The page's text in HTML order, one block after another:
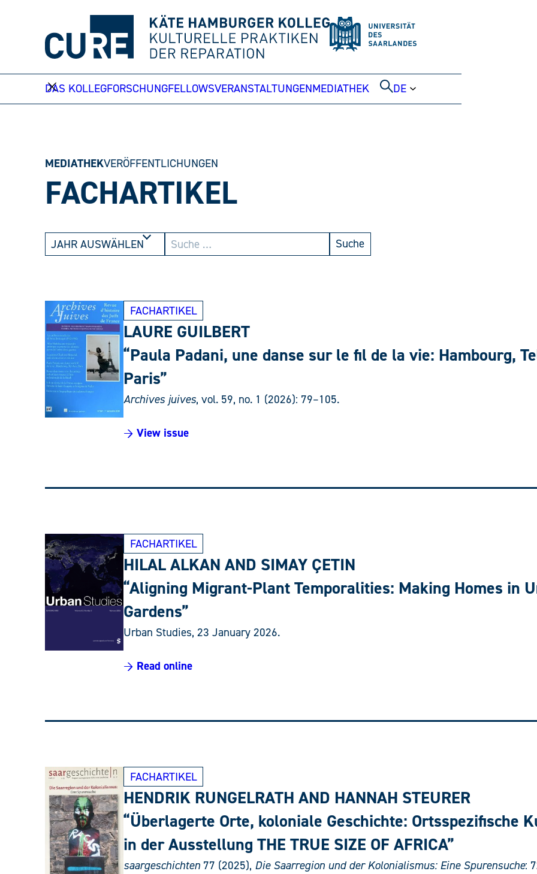
DAS KOLLEGFORSCHUNGFELLOWSVERANSTALTUNGENMEDIATHEK DE
MEDIATHEKVERÖFFENTLICHUNGEN
FACHARTIKEL
JAHR AUSWÄHLEN Suche
FACHARTIKEL
LAURE GUILBERT
“Paula Padani, une danse sur le fil de la vie: Hambourg,
Paris”
Archives juives, vol. 59, no. 1 (2026): 79–105.
→ View issue
FACHARTIKEL
HILAL ALKAN AND SIMAY ÇETIN
“Aligning Migrant-Plant Temporalities: Making Homes in
Gardens”
Urban Studies, 23 January 2026.
→ Read online
FACHARTIKEL
HENDRIK RUNGELRATH AND HANNAH STEURER
“Überlagerte Orte, koloniale Geschichte: Ortsspezifische
in der Ausstellung THE TRUE SIZE OF AFRICA”
saargeschichten 77 (2025), Die Saarregion und der Kolonialismus: Eine Spurensuche: